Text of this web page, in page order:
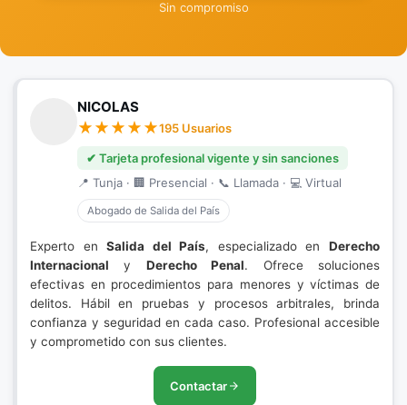
Sin compromiso
NICOLAS
195 Usuarios
✔ Tarjeta profesional vigente y sin sanciones
📍 Tunja · 🏢 Presencial · 📞 Llamada · 💻 Virtual
Abogado de Salida del País
Experto enSalida del País, especializado enDerecho
Internacional y Derecho Penal. Ofrece soluciones
efectivas en procedimientos para menores y víctimas de
delitos. Hábil en pruebas y procesos arbitrales, brinda
confianza y seguridad en cada caso. Profesional accesible
y comprometido con sus clientes.
Contactar